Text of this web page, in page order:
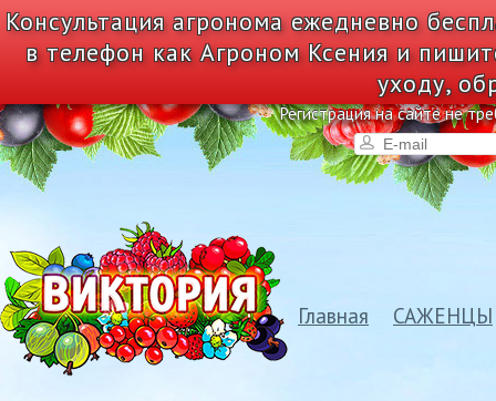
Консультация агронома ежедневно
в телефон как Агроном Ксения и
уходу,
Регистрация на сайте не
Главная САЖЕНЦЫ